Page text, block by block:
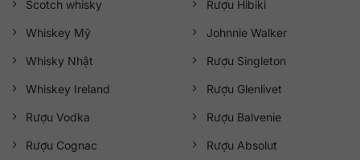
Scotch whisky
Whiskey Mỹ
Whisky Nhật
Whiskey Ireland
Rượu Vodka
Rượu Cognac
Rượu Hibiki
Johnnie Walker
Rượu Singleton
Rượu Glenlivet
Rượu Balvenie
Rượu Absolut